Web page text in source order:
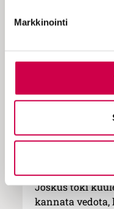
Markkinointi
näkemyksiä
kristillinen
pohjalta.
ja hänen
tässäkin
pyhiin
Joskus toki
kannata vedota,